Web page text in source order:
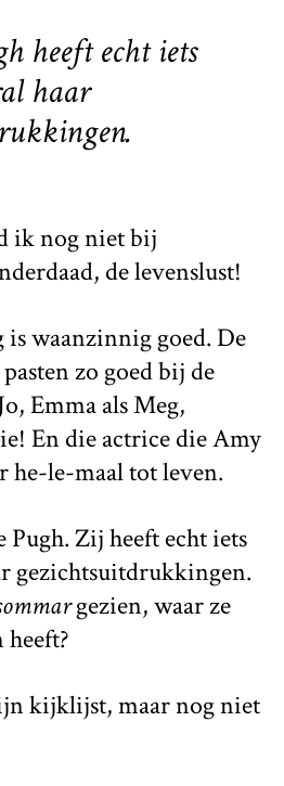
heeft echt iets
haar
ik nog niet bij
de levenslust!
is waanzinnig goed. De
zo goed bij de
Emma als Meg,
En die actrice die Amy
he-le-maal tot leven.
Pugh. Zij heeft echt iets
gezichtsuitdrukkingen.
gezien, waar ze
kijklijst, maar nog niet